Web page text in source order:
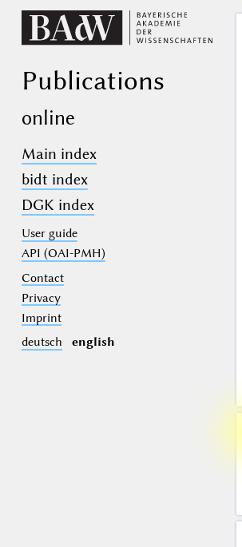
Publications
online
Main index
bidt index
DGK index
User guide
API (OAI-PMH)
Contact
Privacy
Imprint
deutsch
english